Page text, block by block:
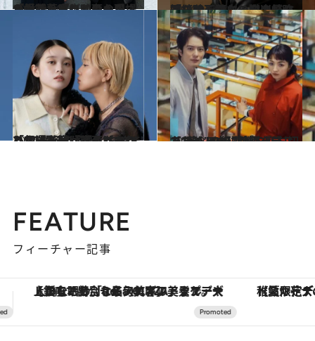
2024.9.20
「対話を重ねていくから、やっぱり映画の現場が好き」『ぼくのお日さま』若葉竜也が考えた「愛」
カルチャー 2024.9.16
連続殺人犯との獄中結婚。破天荒なシーンも映画だから面白い柳楽優弥「ファンタジーを楽しんで」
カルチャー
2024.9.24
「伊澤を助けるのはあかりちゃん」『ベイビーわるきゅーれ』髙石あかりと伊澤彩織が語る“ちさまひ”の関係の深化
カルチャー 2024.9.20
【ヒット中】映画『ラストマイル』に希望を感じた“苦しみの連鎖を断ち切るため”の行動
カルチャー
FEATURE
フィーチャー記事
【夏限定ディナーコース】旬を迎える稚鮎や花ズッキーニなどをイタリア・トスカーナの郷土料理の手法で満喫！